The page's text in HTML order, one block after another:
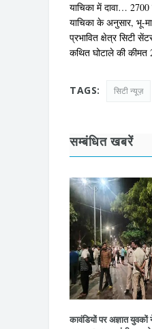
याचिका में दावा…
याचिका के अनुसार, भू-
प्रभावित क्षेत्र सिटी
कथित घोटाले की कीमत
TAGS: सिटी न्यूज़
सम्बंधित खबरें
कावंडियों पर अज्ञात